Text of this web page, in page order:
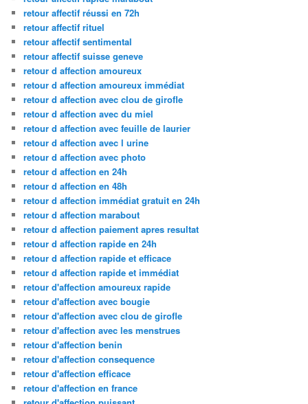
retour affectif réussi en 72h
retour affectif rituel
retour affectif sentimental
retour affectif suisse geneve
retour d affection amoureux
retour d affection amoureux immédiat
retour d affection avec clou de girofle
retour d affection avec du miel
retour d affection avec feuille de laurier
retour d affection avec l urine
retour d affection avec photo
retour d affection en 24h
retour d affection en 48h
retour d affection immédiat gratuit en 24h
retour d affection marabout
retour d affection paiement apres resultat
retour d affection rapide en 24h
retour d affection rapide et efficace
retour d affection rapide et immédiat
retour d'affection amoureux rapide
retour d'affection avec bougie
retour d'affection avec clou de girofle
retour d'affection avec les menstrues
retour d'affection benin
retour d'affection consequence
retour d'affection efficace
retour d'affection en france